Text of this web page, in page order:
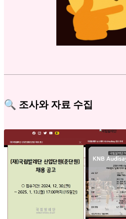
🔍 조사와 자료 수집